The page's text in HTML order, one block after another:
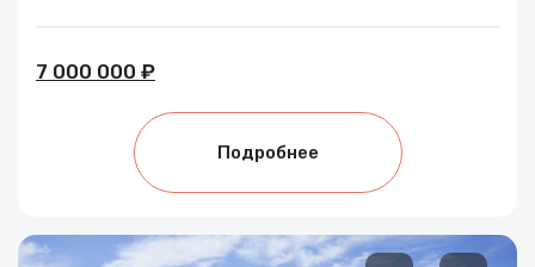
7 000 000 ₽
Подробнее